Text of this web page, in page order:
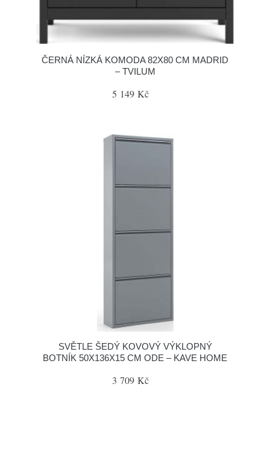
ČERNÁ NÍZKÁ KOMODA 82X80 CM MADRID
– TVILUM
5 149 Kč
SVĚTLE ŠEDÝ KOVOVÝ VÝKLOPNÝ
BOTNÍK 50X136X15 CM ODE – KAVE HOME
3 709 Kč